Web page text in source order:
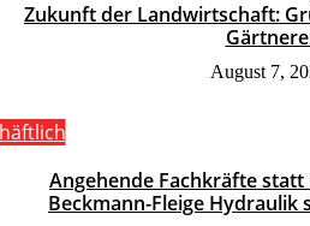
Zukunft der Landwirtschaft:
August 7,
Angehende Fachkräfte
Beckmann-Fleige Hydraulik